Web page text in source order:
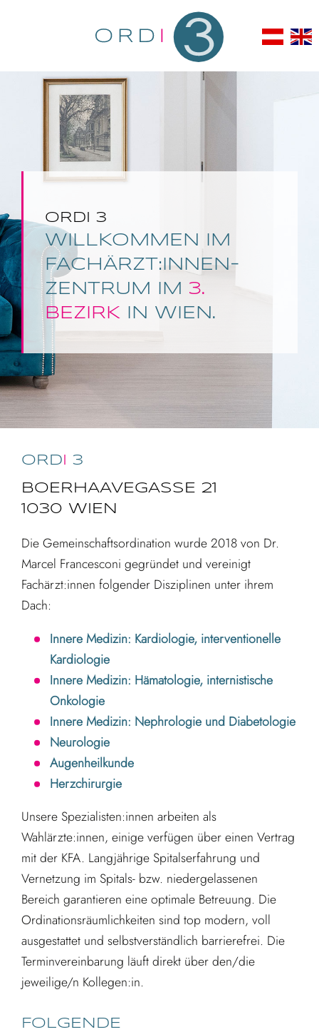
ORDI 3
WILLKOMMEN IM
FACHÄRZT:INNEN­
ZENTRUM IM 3.
BEZIRK IN WIEN.
ORDI 3
BOERHAAVEGASSE 21
1030 WIEN
Die Gemeinschaftsordination wurde 2018 von Dr.
Marcel Francesconi gegründet und vereinigt
Fachärzt:innen folgender Disziplinen unter ihrem
Dach:
Innere Medizin: Kardiologie, interventionelle
Kardiologie
Innere Medizin: Hämatologie, internistische
Onkologie
Innere Medizin: Nephrologie und Diabetologie
Neurologie
Augenheilkunde
Herzchirurgie
Unsere Spezialisten:innen arbeiten als
Wahlärzte:innen, einige verfügen über einen Vertrag
mit der KFA. Langjährige Spitalserfahrung und
Vernetzung im Spitals- bzw. niedergelassenen
Bereich garantieren eine optimale Betreuung. Die
Ordinationsräumlichkeiten sind top modern, voll
ausgestattet und selbstverständlich barrierefrei. Die
Terminvereinbarung läuft direkt über den/die
jeweilige/n Kollegen:in.
FOLGENDE